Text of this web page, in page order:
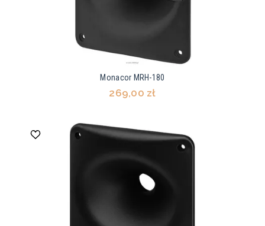
Monacor MRH-180
269,00 zł